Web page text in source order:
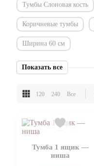
Тумбы Слоновая кость
Коричневые тумбы
Ширина 60 см
Показать все
120 240 Все
Тумба 1 ящик —
ниша